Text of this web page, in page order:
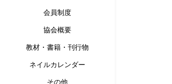
会員制度
協会概要
教材・書籍・刊行物
ネイルカレンダー
その他